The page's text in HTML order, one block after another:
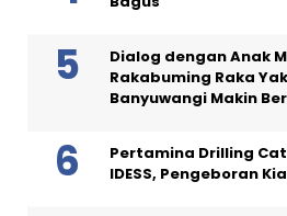
Dialog dengan Anak
Rakabuming Raka
Banyuwangi Makin
Pertamina Drilling
IDESS, Pengeboran